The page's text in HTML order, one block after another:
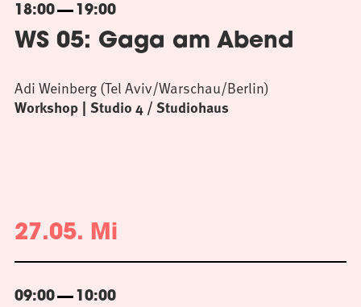
18:00 19:00
WS 05: Gaga am Abend
Workshop Studio 4 / Studiohaus
Adi Weinberg (Tel Aviv/Warschau/Berlin)
27.05. Mi
09:00 10:00